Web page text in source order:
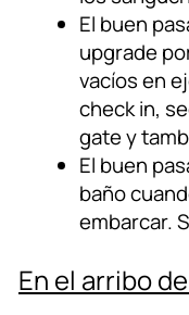
El buen
upgrade
vacíos en
check in,
gate y
El buen
baño
embarcar.
En el arribo